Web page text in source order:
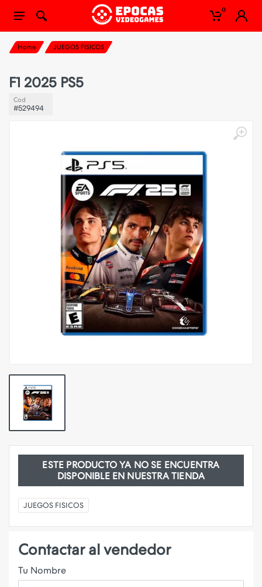
0
Home JUEGOS FISICOS
F1 2025 PS5
Cod
#529494
ESTE PRODUCTO YA NO SE ENCUENTRA
DISPONIBLE EN NUESTRA TIENDA
JUEGOS FISICOS
Contactar al vendedor
Tu Nombre